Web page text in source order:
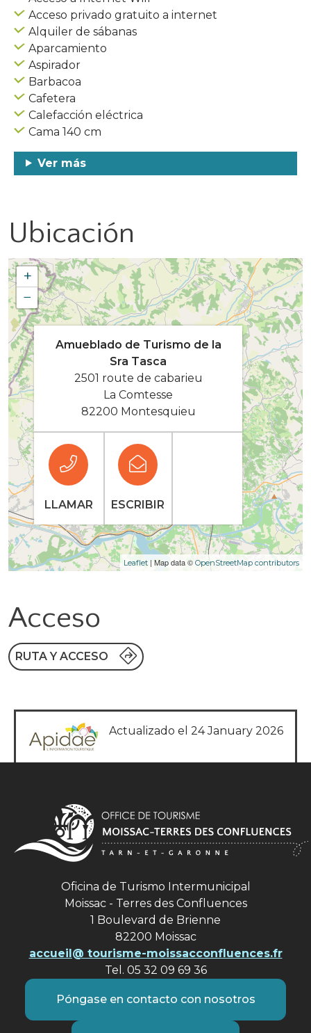
Acceso privado gratuito a internet
Alquiler de sábanas
Aparcamiento
Aspirador
Barbacoa
Cafetera
Calefacción eléctrica
Cama 140 cm
Ver más
Ubicación
+
−
Leaflet | Map data © OpenStreetMap contributors
Amueblado de Turismo de la
Sra Tasca
2501 route de cabarieu
La Comtesse
82200 Montesquieu
LLAMAR ESCRIBIR
Acceso
RUTA Y ACCESO
Actualizado el 24 January 2026
Oficina de Turismo Intermunicipal
Moissac - Terres des Confluences
1 Boulevard de Brienne
82200 Moissac
accueil@ tourisme-moissacconfluences.fr
Tel. 05 32 09 69 36
Póngase en contacto con nosotros